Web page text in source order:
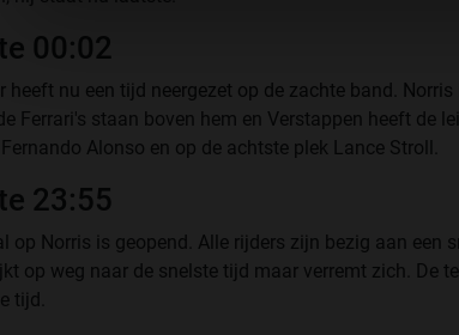
00:02
heeft nu een tijd neergezet op de zachte band.
Ferrari's staan boven hem en Verstappen heeft de
Alonso en op de achtste plek Lance Stroll.
23:55
op Norris is geopend. Alle rijders zijn bezig aan een
op weg naar de snelste tijd maar verremt zich. De
tijd.